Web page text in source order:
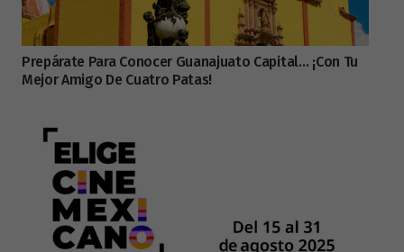
Prepárate Para Conocer Guanajuato Capital… ¡con Tu
Mejor Amigo De Cuatro Patas!